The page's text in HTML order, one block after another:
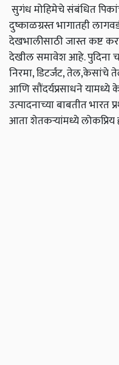
सुगंध मोहिमेचे संबंधित
दुष्काळग्रस्त भागातही
देखभालीसाठी जास्त कष्ट
देखील समावेश आहे. पुदिना
निरमा, डिटर्जंट,
आणि सौंदर्यप्रसाधने यामध्ये
उत्पादनाच्या बाबतीत
आता शेतकऱ्यांमध्ये